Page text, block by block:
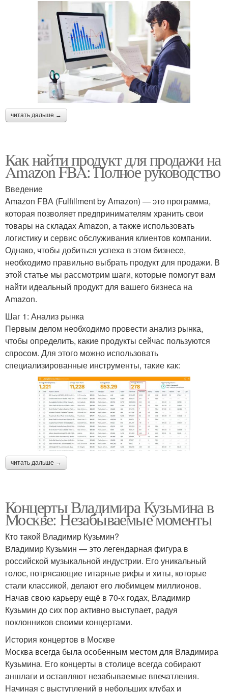
читать дальше →
Как найти продукт для продажи на
Amazon FBA: Полное руководство
Введение
Amazon FBA (Fulfillment by Amazon) — это программа,
которая позволяет предпринимателям хранить свои
товары на складах Amazon, а также использовать
логистику и сервис обслуживания клиентов компании.
Однако, чтобы добиться успеха в этом бизнесе,
необходимо правильно выбрать продукт для продажи. В
этой статье мы рассмотрим шаги, которые помогут вам
найти идеальный продукт для вашего бизнеса на
Amazon.
Шаг 1: Анализ рынка
Первым делом необходимо провести анализ рынка,
чтобы определить, какие продукты сейчас пользуются
спросом. Для этого можно использовать
специализированные инструменты, такие как:
читать дальше →
Концерты Владимира Кузьмина в
Москве: Незабываемые моменты
Кто такой Владимир Кузьмин?
Владимир Кузьмин — это легендарная фигура в
российской музыкальной индустрии. Его уникальный
голос, потрясающие гитарные рифы и хиты, которые
стали классикой, делают его любимцем миллионов.
Начав свою карьеру ещё в 70-х годах, Владимир
Кузьмин до сих пор активно выступает, радуя
поклонников своими концертами.
История концертов в Москве
Москва всегда была особенным местом для Владимира
Кузьмина. Его концерты в столице всегда собирают
аншлаги и оставляют незабываемые впечатления.
Начиная с выступлений в небольших клубах и